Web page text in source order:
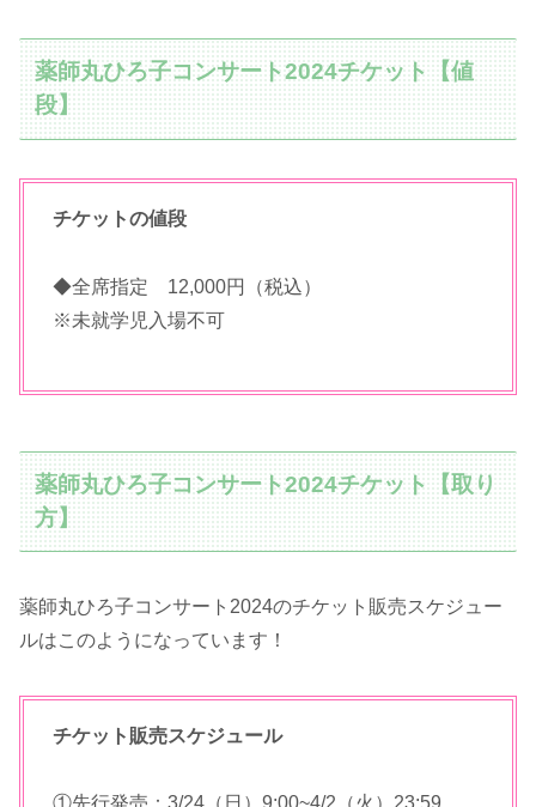
薬師丸ひろ子コンサート2024チケット【値
段】
チケットの値段
◆全席指定 12,000円（税込）
※未就学児入場不可
薬師丸ひろ子コンサート2024チケット【取り
方】
薬師丸ひろ子コンサート2024のチケット販売スケジュー
ルはこのようになっています！
チケット販売スケジュール